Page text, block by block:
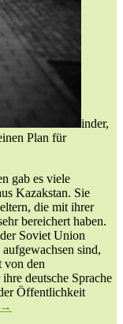
inder,
Plan für
gab es viele
Kazakstan. Sie
die mit ihrer
bereichert haben.
Soviet Union
sind,
von den
deutsche Sprache
Öffentlichkeit
→